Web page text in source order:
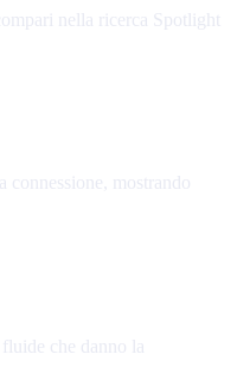
nella ricerca Spotlight
connessione, mostrando
che danno la